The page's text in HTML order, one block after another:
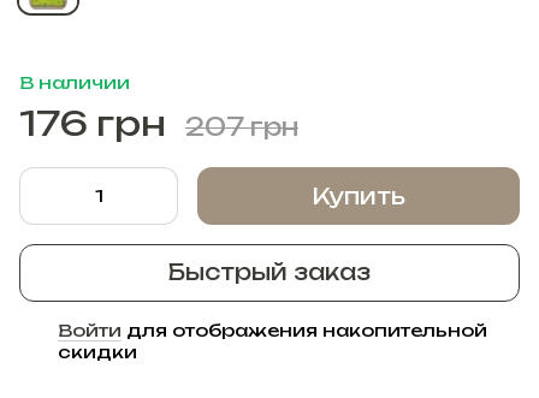
В наличии
176 грн 207 грн
Купить
Быстрый заказ
Войти для отображения накопительной
скидки